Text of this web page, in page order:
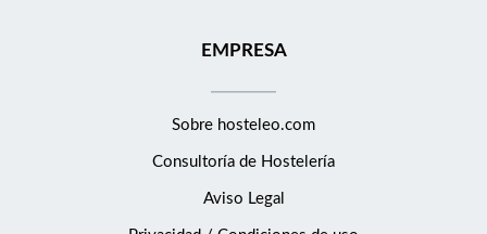
EMPRESA
Sobre hosteleo.com
Consultoría de Hostelería
Aviso Legal